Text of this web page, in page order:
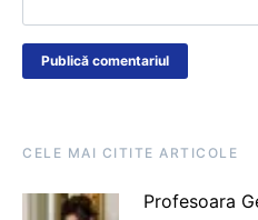
CELE MAI CITITE ARTICOLE
Profesoara